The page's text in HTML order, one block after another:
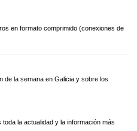
en formato comprimido (conexiones de
de la semana en Galicia y sobre los
la actualidad y la información más